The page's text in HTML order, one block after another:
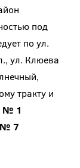
под
по ул.
ул. Клюева
тракту и
№ 1
№ 7